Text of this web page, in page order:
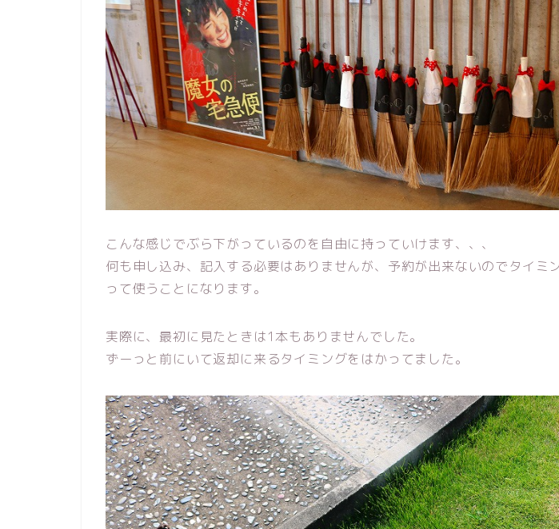
こんな感じでぶら下がっているのを自由に持っていけます、、、
何も申し込み、記入する必要はありませんが、予約が出来ないのでタイミ
って使うことになります。
実際に、最初に見たときは1本もありませんでした。
ずーっと前にいて返却に来るタイミングをはかってました。